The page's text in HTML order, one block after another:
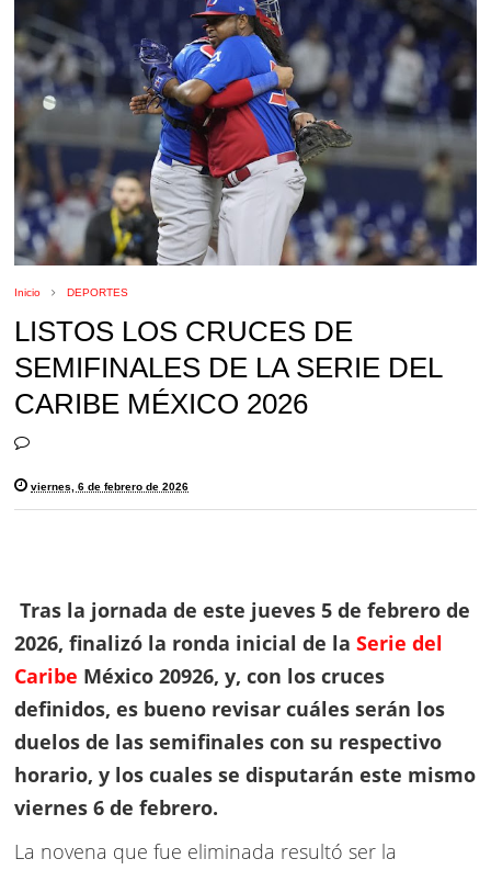
Inicio DEPORTES
LISTOS LOS CRUCES DE
SEMIFINALES DE LA SERIE DEL
CARIBE MÉXICO 2026
viernes, 6 de febrero de 2026
Tras la jornada de este jueves 5 de febrero de
2026, finalizó la ronda inicial de laSerie del
Caribe México 20926, y, con los cruces
definidos, es bueno revisar cuáles serán los
duelos de las semifinales con su respectivo
horario, y los cuales se disputarán este mismo
viernes 6 de febrero.
La novena que fue eliminada resultó ser la